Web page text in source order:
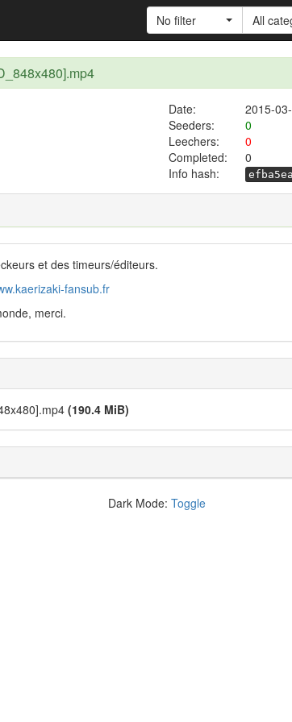
No filter All
Date:
2015-
Seeders:
0
Leechers:
0
Completed:
0
Info hash:
et des timeurs/éditeurs.
fansub.fr
merci.
(190.4 MiB)
Dark Mode: Toggle